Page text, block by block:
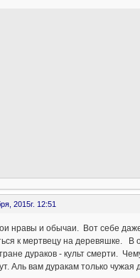
2015г. 12:51
нравы и обычаи. Вот себе
к мертвецу на деревяшке. В
дураков - культ смерти.
Аль вам дуракам только чужая